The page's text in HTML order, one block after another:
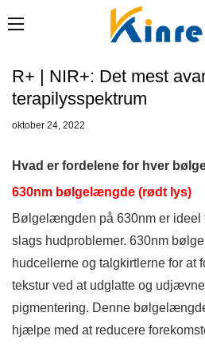
R+ | NIR+: Det mest
terapilysspektrum
oktober 24, 2022
Hvad er fordelene for hver
630nm bølgelængde (rødt lys)
Bølgelængden på 630nm er ideel
slags hudproblemer. 630nm
hudcellerne og talgkirtlerne for at
tekstur ved at udglatte og
pigmentering. Denne
hjælpe med at reducere